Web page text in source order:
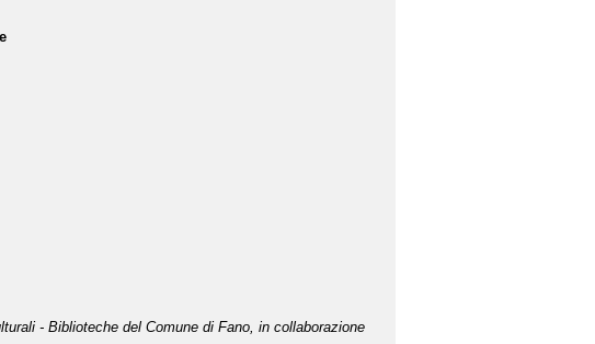
- Biblioteche del Comune di Fano, in collaborazione